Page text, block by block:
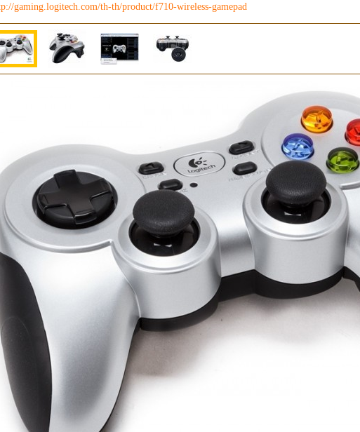
gaming.logitech.com/th-th/product/f710-wireless-gamepad